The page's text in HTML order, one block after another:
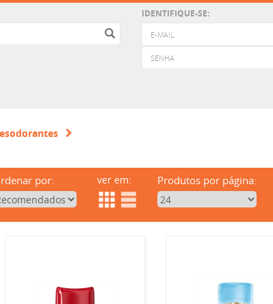
IDENTIFIQUE-SE:
por: ver em: Produtos por página: